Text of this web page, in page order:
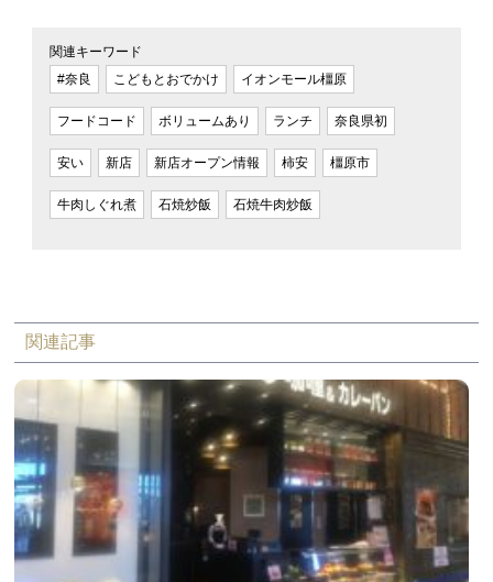
関連キーワード
#奈良
こどもとおでかけ イオンモール橿原
フードコード ボリュームあり ランチ 奈良県初
安い 新店 新店オープン情報 柿安 橿原市
牛肉しぐれ煮 石焼炒飯 石焼牛肉炒飯
関連記事